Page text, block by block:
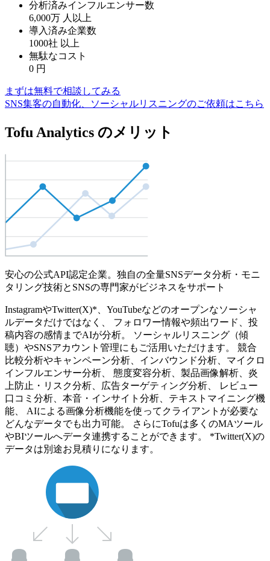
分析済みインフルエンサー数
6,000万 人以上
導入済み企業数
1000社 以上
無駄なコスト
0 円
まずは無料で相談してみる
SNS集客の自動化、ソーシャルリスニングのご依頼はこちら
Tofu Analytics のメリット
安心の公式API認定企業。独自の全量SNSデータ分析・モニ
タリング技術とSNSの専門家がビジネスをサポート
InstagramやTwitter(X)*、YouTubeなどのオープンなソーシャ
ルデータだけではなく、 フォロワー情報や頻出ワード、投
稿内容の感情までAIが分析。 ソーシャルリスニング（傾
聴）やSNSアカウント管理にもご活用いただけます。 競合
比較分析やキャンペーン分析、インバウンド分析、マイクロ
インフルエンサー分析、 態度変容分析、製品画像解析、炎
上防止・リスク分析、広告ターゲティング分析、 レビュー
口コミ分析、本音・インサイト分析、テキストマイニング機
能、 AIによる画像分析機能を使ってクライアントが必要な
どんなデータでも出力可能。 さらにTofuは多くのMAツール
やBIツールへデータ連携することができます。 *Twitter(X)の
データは別途お見積りになります。